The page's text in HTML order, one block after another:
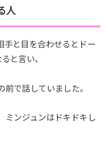
人
手と目を合わせるとドー
と言い、
で話していました。
ミンジュンはドキドキし